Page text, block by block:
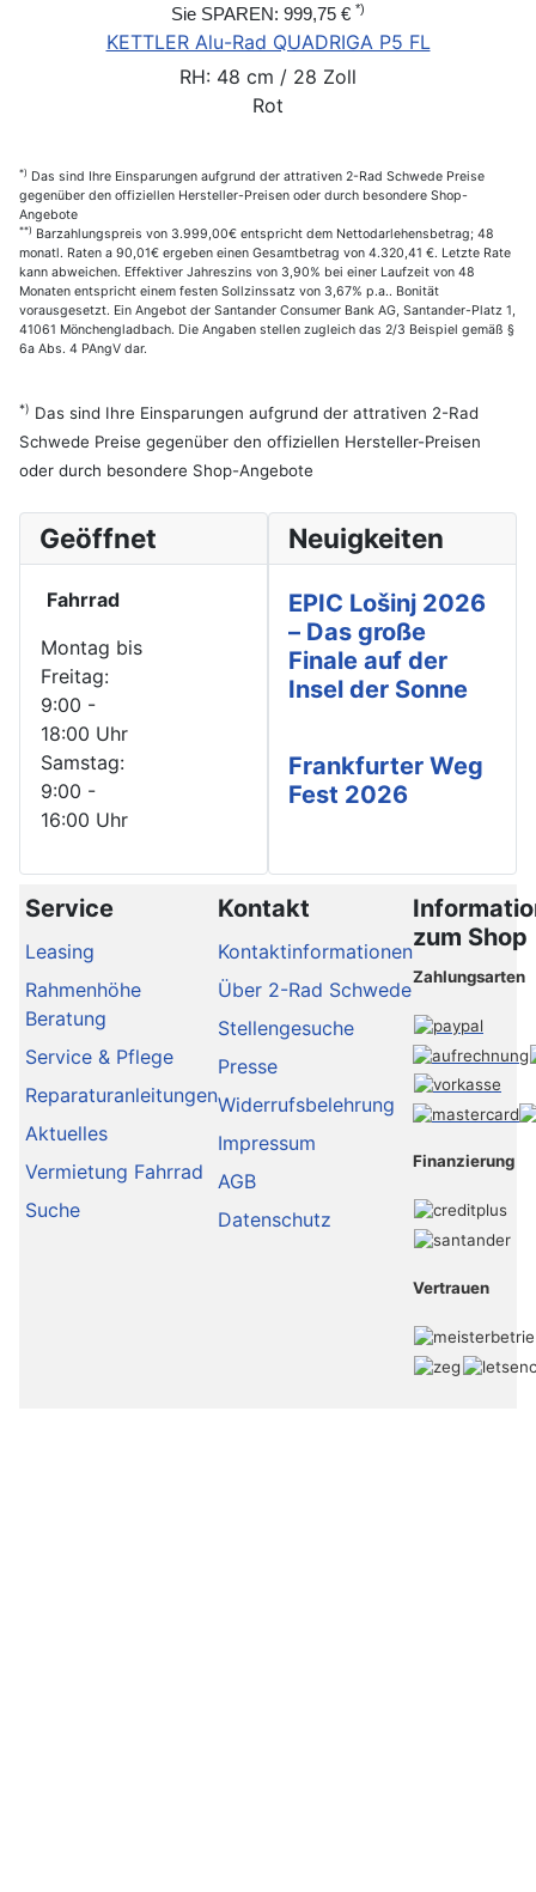
Sie SPAREN: 999,75 € *)
KETTLER Alu-Rad QUADRIGA P5 FL
RH: 48 cm / 28 Zoll
Rot
*) Das sind Ihre Einsparungen aufgrund der attrativen 2-Rad Schwede Preise
gegenüber den offiziellen Hersteller-Preisen oder durch besondere Shop-
Angebote
**) Barzahlungspreis von 3.999,00€ entspricht dem Nettodarlehensbetrag; 48
monatl. Raten a 90,01€ ergeben einen Gesamtbetrag von 4.320,41 €. Letzte Rate
kann abweichen. Effektiver Jahreszins von 3,90% bei einer Laufzeit von 48
Monaten entspricht einem festen Sollzinssatz von 3,67% p.a.. Bonität
vorausgesetzt. Ein Angebot der Santander Consumer Bank AG, Santander-Platz 1,
41061 Mönchengladbach. Die Angaben stellen zugleich das 2/3 Beispiel gemäß §
6a Abs. 4 PAngV dar.
*) Das sind Ihre Einsparungen aufgrund der attrativen 2-Rad
Schwede Preise gegenüber den offiziellen Hersteller-Preisen
oder durch besondere Shop-Angebote
Geöffnet
Fahrrad
Montag bis
Freitag:
9:00 -
18:00 Uhr
Samstag:
9:00 -
16:00 Uhr
Neuigkeiten
EPIC Lošinj 2026
– Das große
Finale auf der
Insel der Sonne
Frankfurter Weg
Fest 2026
Service
Leasing
Rahmenhöhe
Beratung
Service & Pflege
Reparaturanleitungen
Aktuelles
Vermietung Fahrrad
Suche
Kontakt
Kontaktinformationen
Über 2-Rad Schwede
Stellengesuche
Presse
Widerrufsbelehrung
Impressum
AGB
Datenschutz
zum Shop
Zahlungsarten
Finanzierung
Vertrauen